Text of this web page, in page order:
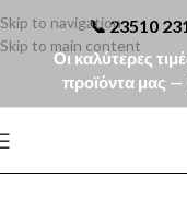
📞23510
Οι καλύτερες
προϊόντα μας —
Skip to navigation
Skip to main content